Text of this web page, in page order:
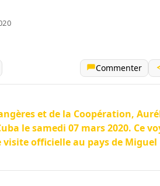
Commenter
et de la Coopération,
le samedi 07 mars 2020. Ce
visite officielle au pays de Miguel